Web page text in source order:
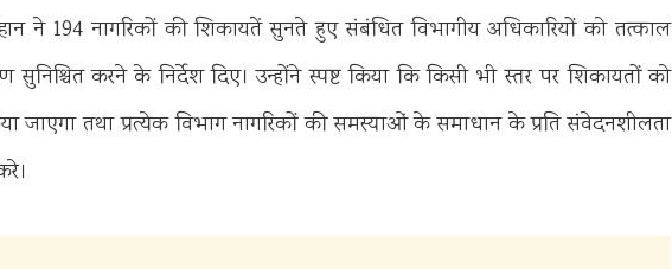
ने 194 नागरिकों की शिकायतें सुनते हुए संबंधित विभागीय अधिकारियों को तत्काल
सुनिश्चित करने के निर्देश दिए। उन्होंने स्पष्ट किया कि किसी भी स्तर पर शिकायतों को
जाएगा तथा प्रत्येक विभाग नागरिकों की समस्याओं के समाधान के प्रति संवेदनशीलता